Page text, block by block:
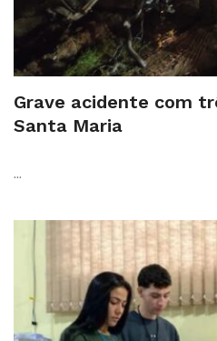
Grave acidente com
Santa Maria
...